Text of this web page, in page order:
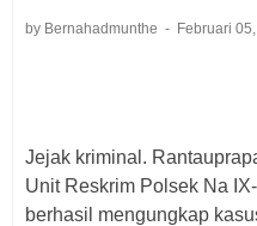
by Bernahadmunthe Februari
Jejak kriminal.
Unit Reskrim Polsek Na
berhasil mengungkap